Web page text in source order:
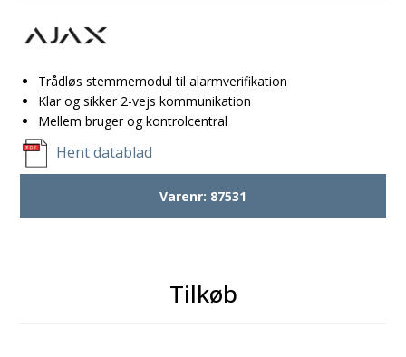
Trådløs stemmemodul til alarmverifikation
Klar og sikker 2-vejs kommunikation
Mellem bruger og kontrolcentral
Hent datablad
Varenr: 87531
Tilkøb